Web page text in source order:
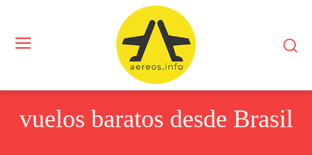
vuelos baratos desde Brasil